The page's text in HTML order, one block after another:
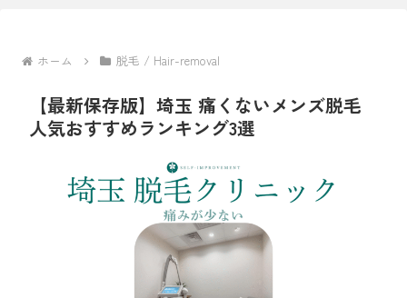
ホーム 脱毛 / Hair-removal
【最新保存版】埼玉 痛くないメンズ脱毛
人気おすすめランキング3選